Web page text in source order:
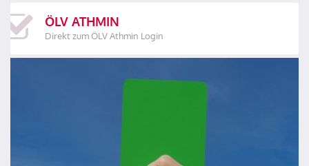
ÖLV ATHMIN
Direkt zum ÖLV Athmin Login